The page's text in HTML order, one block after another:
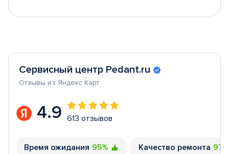
Сервисный центр Pedant.ru
Отзывы из Яндекс Карт
4.9 613 отзывов
Время ожидания 95% Качество ремонта